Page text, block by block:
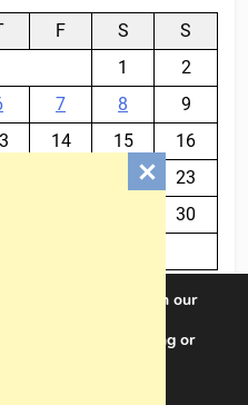
F S
S
1
2
7 8
9
14 15
16
23
30
By
the best experience on our
cookies we are using or